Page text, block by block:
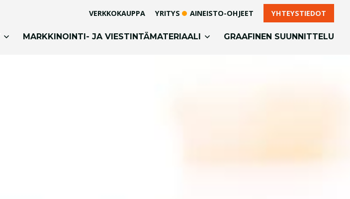
VERKKOKAUPPA YRITYS AINEISTO-OHJEET YHTEYSTIEDOT
MARKKINOINTI- JA VIESTINTÄMATERIAALI GRAAFINEN SUUNNITTELU